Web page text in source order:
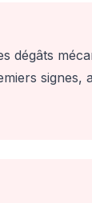
dégâts
signes,